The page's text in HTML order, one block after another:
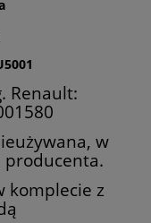
Renault:
w
komplecie z